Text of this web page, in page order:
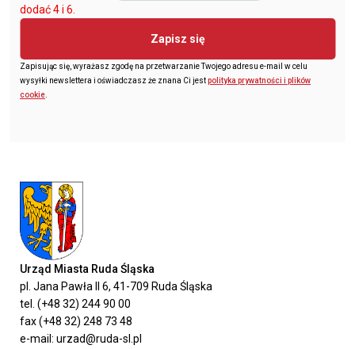
dodać 4 i 6.
Zapisz się
Zapisując się, wyrażasz zgodę na przetwarzanie Twojego adresu e-mail w celu
wysyłki newslettera i oświadczasz że znana Ci jestpolityka prywatności i plików
cookie
Urząd Miasta Ruda Śląska
pl. Jana Pawła II 6, 41-709 Ruda Śląska
tel. (+48 32) 244 90 00
fax (+48 32) 248 73 48
e-mail: urzad@ruda-sl.pl